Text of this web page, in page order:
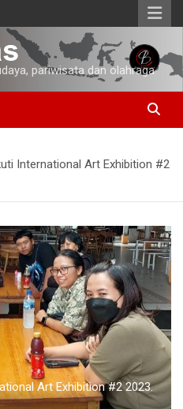
pariwisata dan olahraga
International Art Exhibition #2
Art Exhibition #2 2023.